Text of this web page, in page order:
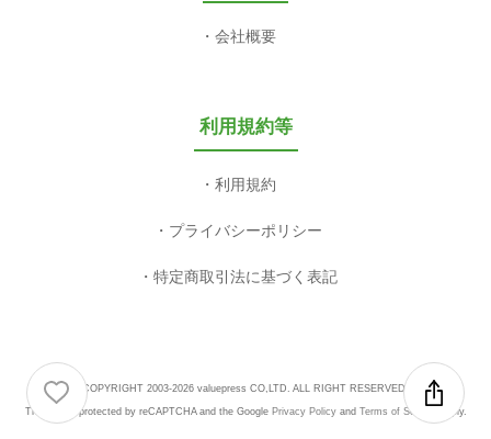
会社概要
利用規約等
利用規約
プライバシーポリシー
特定商取引法に基づく表記
COPYRIGHT 2003-2026 valuepress CO,LTD. ALL RIGHT RESERVED.
This site is protected by reCAPTCHA and the Google Privacy Policyand Terms of Service apply.